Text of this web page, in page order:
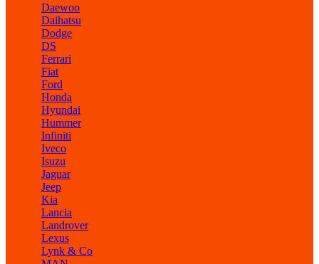
Daewoo
Daihatsu
Dodge
DS
Ferrari
Fiat
Ford
Honda
Hyundai
Hummer
Infiniti
Iveco
Isuzu
Jaguar
Jeep
Kia
Lancia
Landrover
Lexus
Lynk & Co